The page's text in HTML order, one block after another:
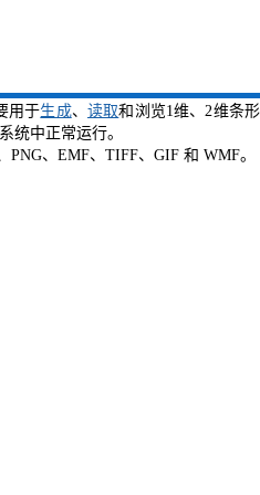
用于生成、 读取和浏览1维、2维条形
统中正常运行。
、EMF、TIFF、GIF 和 WMF。